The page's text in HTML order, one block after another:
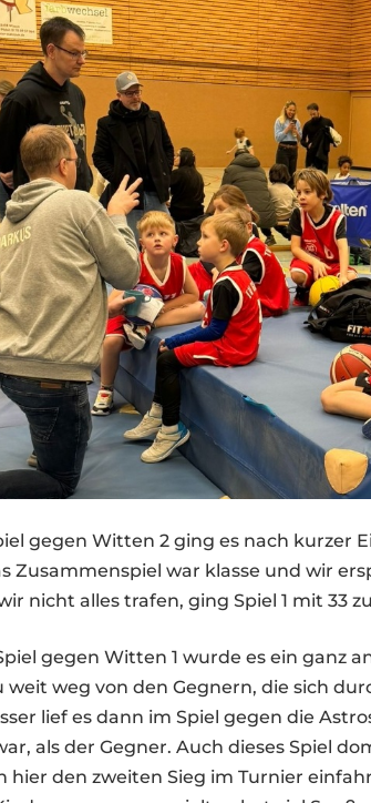
gegen Witten 2 ging es nach kurzer
Zusammenspiel war klasse und wir
nicht alles trafen, ging Spiel 1 mit 33
gegen Witten 1 wurde es ein ganz
weit weg von den Gegnern, die sich
lief es dann im Spiel gegen die
als der Gegner. Auch dieses Spiel
hier den zweiten Sieg im Turnier